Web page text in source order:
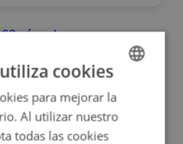
SPANISH
ENGLISH
cookies
para mejorar la
Al utilizar nuestro
todas las cookies